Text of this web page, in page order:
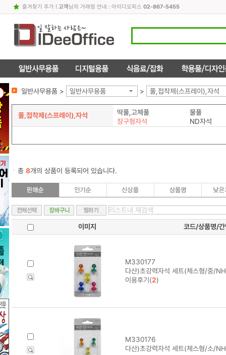
즐겨찾기 추가| 고객님의 거래점 안내 : 아이디오피스 02-867-5455
일반사무용품 > 일반사무용품 > 풀,접착제(스프레이),자석
풀,접착제(스프레이),자석 딱풀,고체풀
물풀
장구형자석
ND자석
총 8개의 상품이 등록되어 있습니다.
이미지 코드/상품명/간
M330177
다산)초강력자석 세트(체스형/중/
이용후기(2)
M330176
다산)초강력자석 세트(체스형/소/